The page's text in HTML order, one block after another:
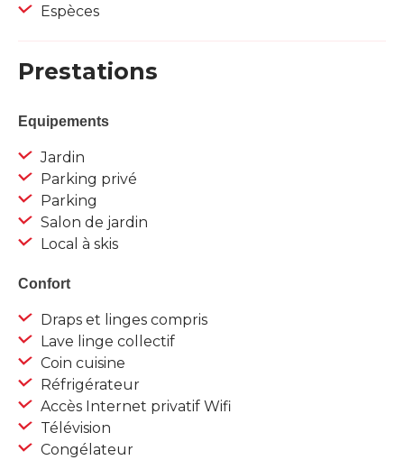
Espèces
Prestations
Equipements
Jardin
Parking privé
Parking
Salon de jardin
Local à skis
Confort
Draps et linges compris
Lave linge collectif
Coin cuisine
Réfrigérateur
Accès Internet privatif Wifi
Télévision
Congélateur